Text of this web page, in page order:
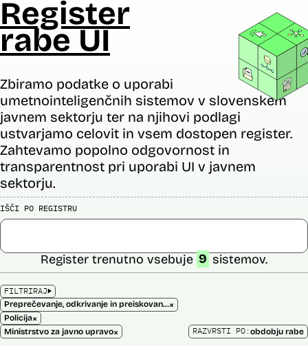
Register
rabe UI
Zbiramo podatke o uporabi
umetnointeligenčnih sistemov v slovenskem
javnem sektorju ter na njihovi podlagi
ustvarjamo celovit in vsem dostopen register.
Zahtevamo popolno odgovornost in
transparentnost pri uporabi UI v javnem
sektorju.
IŠČI PO REGISTRU
FILTRIRAJ
Preprečevanje, odkrivanje in preiskovanje kaznivih dejanj×
Policija×
Ministrstvo za javno upravo×
Register trenutno vsebuje 9 sistemov.
RAZVRSTI PO:obdobju rabe